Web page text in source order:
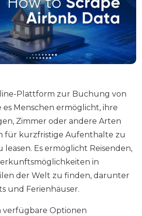
Plattform zur Buchung von
Menschen ermöglicht, ihre
Zimmer oder andere Arten
für kurzfristige Aufenthalte zu
Es ermöglicht Reisenden,
in
der Welt zu finden, darunter
und Ferienhäuser.
verfügbare Optionen